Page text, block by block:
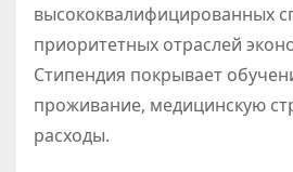
высококвалифицированных
приоритетных отраслей
Стипендия покрывает
проживание, медицинскую
расходы.